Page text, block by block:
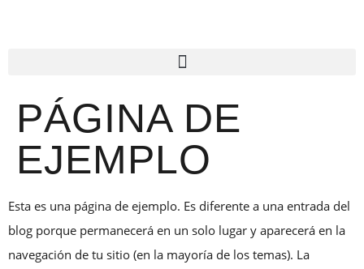
PÁGINA DE
EJEMPLO
Esta es una página de ejemplo. Es diferente a una entrada del
blog porque permanecerá en un solo lugar y aparecerá en la
navegación de tu sitio (en la mayoría de los temas). La